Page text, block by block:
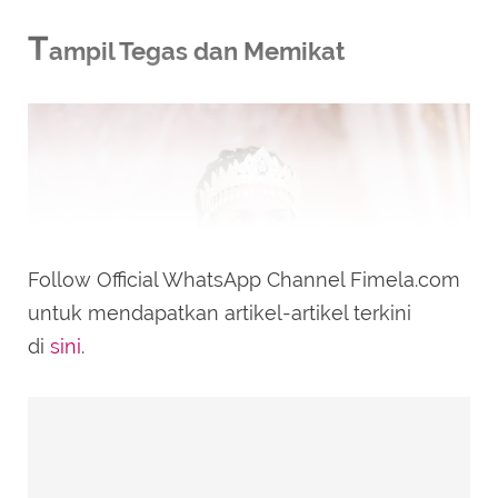
Tampil Tegas dan Memikat
Follow Official WhatsApp Channel Fimela.com
untuk mendapatkan artikel-artikel terkini
di sini.